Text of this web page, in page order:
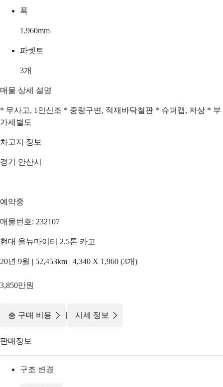
폭
1,960mm
파렛트
3개
매물 상세 설명
* 무사고, 1인신조 * 중량구변, 적재바닥철판 * 슈퍼캡, 저상 * 부
가세별도
차고지 정보
경기 안산시
예약중
매물번호: 232107
현대 올뉴마이티 2.5톤 카고
20년 9월 | 52,453km | 4,340 X 1,960 (3개)
3,850만원
총 구매 비용 | 시세 정보
판매정보
구조 변경